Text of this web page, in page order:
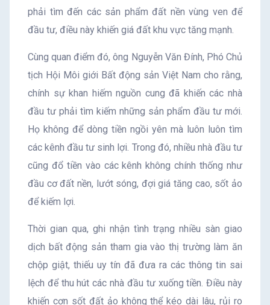
phải tìm đến các sản phẩm đất nền vùng ven để
đầu tư, điều này khiến giá đất khu vực tăng mạnh.
Cùng quan điểm đó, ông Nguyễn Văn Đính, Phó Chủ
tịch Hội Môi giới Bất động sản Việt Nam cho rằng,
chính sự khan hiếm nguồn cung đã khiến các nhà
đầu tư phải tìm kiếm những sản phẩm đầu tư mới.
Họ không để dòng tiền ngồi yên mà luôn luôn tìm
các kênh đầu tư sinh lợi. Trong đó, nhiều nhà đầu tư
cũng đổ tiền vào các kênh không chính thống như
đầu cơ đất nền, lướt sóng, đợi giá tăng cao, sốt ảo
để kiếm lợi.
Thời gian qua, ghi nhận tình trạng nhiều sàn giao
dịch bất động sản tham gia vào thị trường làm ăn
chộp giật, thiếu uy tín đã đưa ra các thông tin sai
lệch để thu hút các nhà đầu tư xuống tiền. Điều này
khiến cơn sốt đất ảo không thể kéo dài lâu, rủi ro